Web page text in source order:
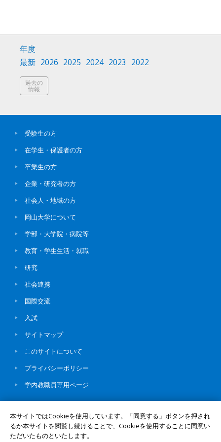
年度
最新 2026 2025 2024 2023 2022
過去の
情報
受験生の方
在学生・保護者の方
卒業生の方
企業・研究者の方
社会人・地域の方
岡山大学について
学部・大学院・病院等
教育・学生生活・就職
研究
社会連携
国際交流
入試
サイトマップ
このサイトについて
プライバシーポリシー
学内教職員専用ページ
© Okayama University
本サイトではCookieを使用しています。「同意する」ボタンを押され
るか本サイトを閲覧し続けることで、Cookieを使用することに同意い
ただいたものといたします。